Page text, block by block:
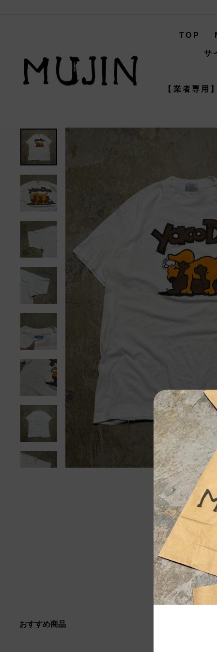
TOP
サ
【業者専用
おすすめ商品